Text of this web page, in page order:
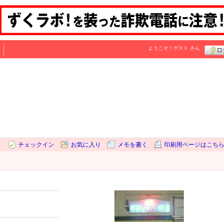
ようこそ！ ゲスト さん
チェックイン お気に入り メモを書く 印刷用ページはこちら